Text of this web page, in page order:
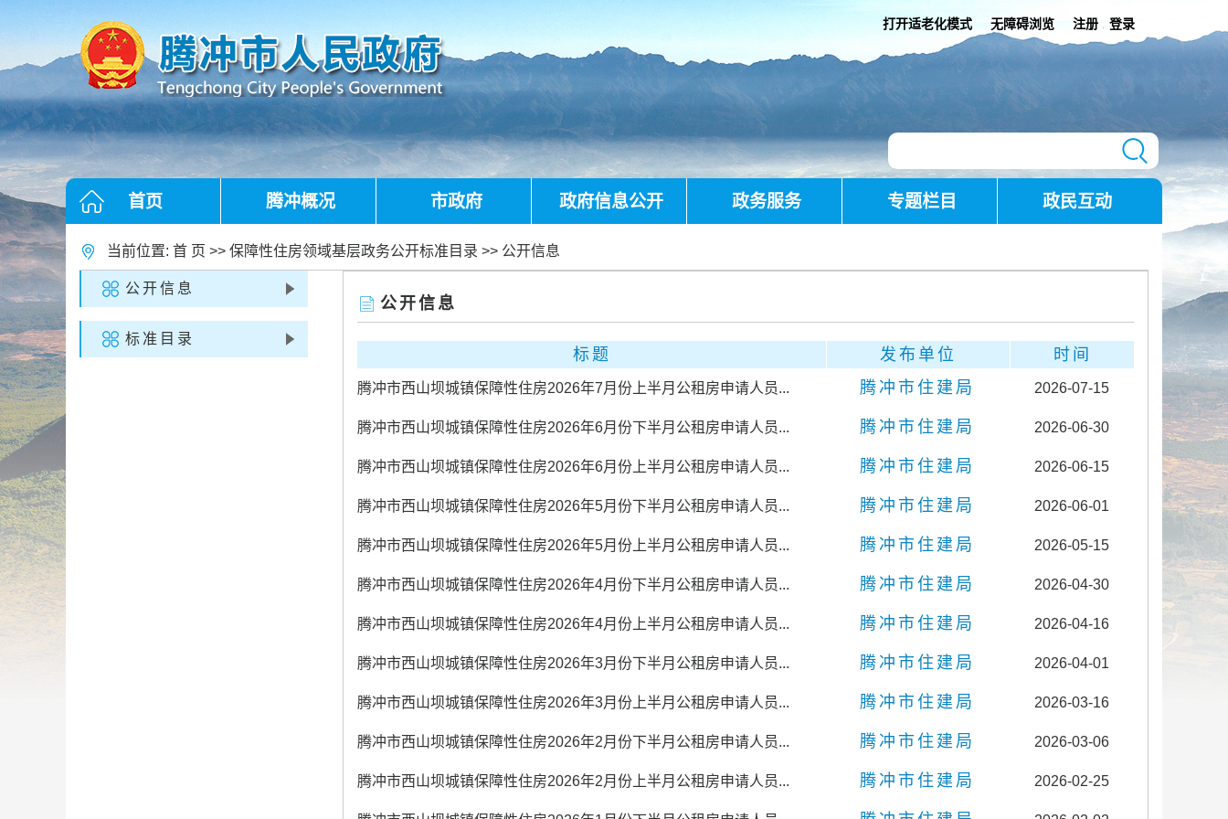
打开适老化模式 无障碍浏览 注册 登录
首页 腾冲概况 市政府 政府信息公开 政务服务 专题栏目 政民互动
当前位置: 首 页 >> 保障性住房领域基层政务公开标准目录 >> 公开信息
公开信息
标题 发布单位 时间
腾冲市西山坝城镇保障性住房2026年7月份上半月公租房申请人员... 腾冲市住建局 2026-07-15
腾冲市西山坝城镇保障性住房2026年6月份下半月公租房申请人员... 腾冲市住建局 2026-06-30
腾冲市西山坝城镇保障性住房2026年6月份上半月公租房申请人员... 腾冲市住建局 2026-06-15
腾冲市西山坝城镇保障性住房2026年5月份下半月公租房申请人员... 腾冲市住建局 2026-06-01
腾冲市西山坝城镇保障性住房2026年5月份上半月公租房申请人员... 腾冲市住建局 2026-05-15
腾冲市西山坝城镇保障性住房2026年4月份下半月公租房申请人员... 腾冲市住建局 2026-04-30
腾冲市西山坝城镇保障性住房2026年4月份上半月公租房申请人员... 腾冲市住建局 2026-04-16
腾冲市西山坝城镇保障性住房2026年3月份下半月公租房申请人员... 腾冲市住建局 2026-04-01
腾冲市西山坝城镇保障性住房2026年3月份上半月公租房申请人员... 腾冲市住建局 2026-03-16
腾冲市西山坝城镇保障性住房2026年2月份下半月公租房申请人员... 腾冲市住建局 2026-03-06
腾冲市西山坝城镇保障性住房2026年2月份上半月公租房申请人员... 腾冲市住建局 2026-02-25
公开信息
标准目录